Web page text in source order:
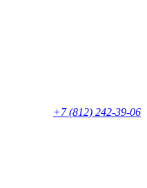
+7 (812) 242-39-06